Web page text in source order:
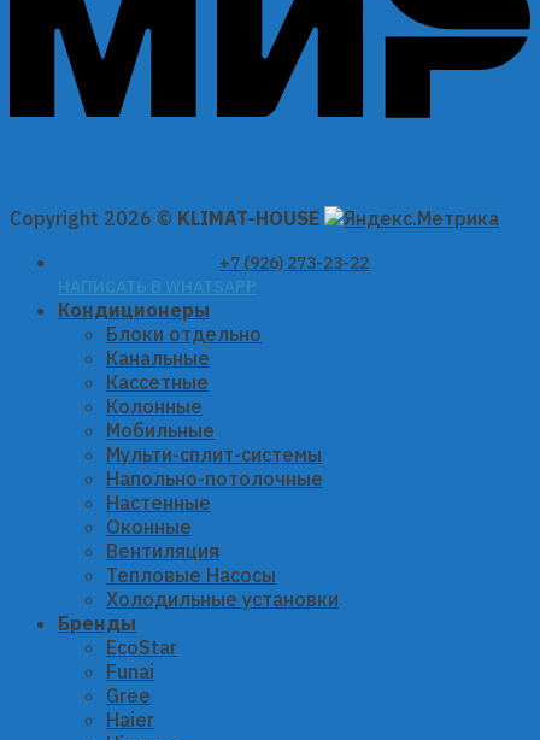
Copyright 2026 © KLIMAT-HOUSE
+7 (926) 273-23-22
НАПИСАТЬ В WHATSAPP
Кондиционеры
Блоки отдельно
Канальные
Кассетные
Колонные
Мобильные
Мульти-сплит-системы
Напольно-потолочные
Настенные
Оконные
Вентиляция
Тепловые Насосы
Холодильные установки
Бренды
EcoStar
Funai
Gree
Haier